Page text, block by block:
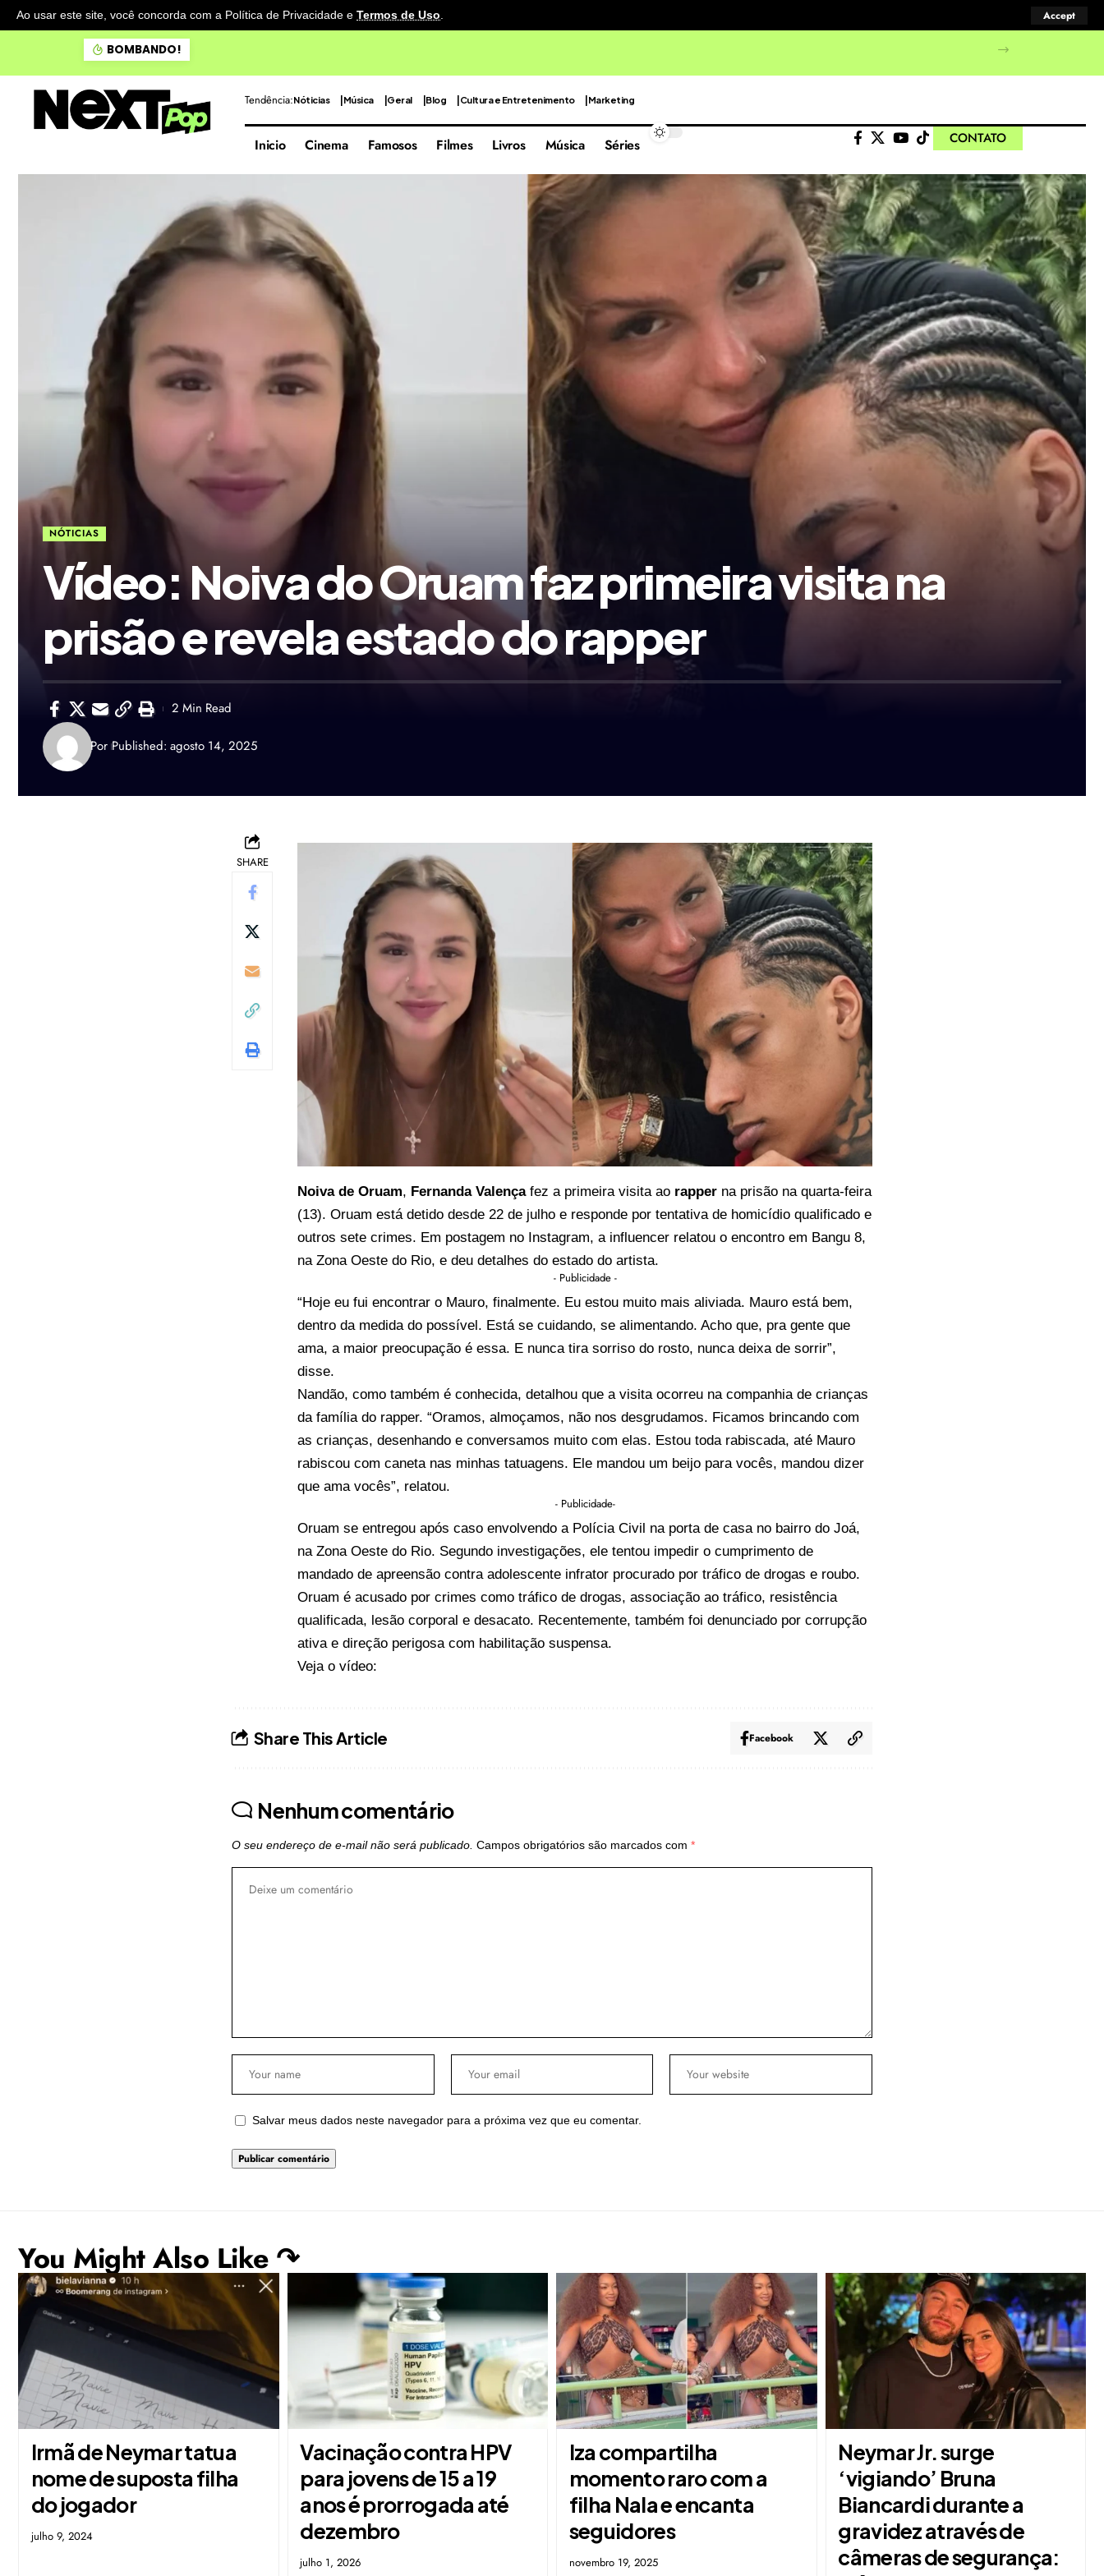
Ao usar este site, você concorda com a Política de Privacidade e Termos de Uso. Accept
BOMBANDO!
Tendência:Nóticias Música Geral Blog Cultura e Entretenimento Marketing
Inicio Cinema Famosos Filmes Livros Música Séries CONTATO
NÓTICIAS
Vídeo: Noiva do Oruam faz primeira visita na
prisão e revela estado do rapper
Por Published: agosto 14, 2025
2 Min Read
SHARE
Noiva de Oruam, Fernanda Valençafez a primeira visita ao rapper na prisão na quarta-feira
(13). Oruam está detido desde 22 de julho e responde por tentativa de homicídio qualificado e
outros sete crimes. Em postagem no Instagram, a influencer relatou o encontro em Bangu 8,
na Zona Oeste do Rio, e deu detalhes do estado do artista.
- Publicidade -
“Hoje eu fui encontrar o Mauro, finalmente. Eu estou muito mais aliviada. Mauro está bem,
dentro da medida do possível. Está se cuidando, se alimentando. Acho que, pra gente que
ama, a maior preocupação é essa. E nunca tira sorriso do rosto, nunca deixa de sorrir”,
disse.
Nandão, como também é conhecida, detalhou que a visita ocorreu na companhia de crianças
da família do rapper. “Oramos, almoçamos, não nos desgrudamos. Ficamos brincando com
as crianças, desenhando e conversamos muito com elas. Estou toda rabiscada, até Mauro
rabiscou com caneta nas minhas tatuagens. Ele mandou um beijo para vocês, mandou dizer
que ama vocês”, relatou.
- Publicidade-
Oruam se entregou após caso envolvendo a Polícia Civil na porta de casa no bairro do Joá,
na Zona Oeste do Rio. Segundo investigações, ele tentou impedir o cumprimento de
mandado de apreensão contra adolescente infrator procurado por tráfico de drogas e roubo.
Oruam é acusado por crimes como tráfico de drogas, associação ao tráfico, resistência
qualificada, lesão corporal e desacato. Recentemente, também foi denunciado por corrupção
ativa e direção perigosa com habilitação suspensa.
Veja o vídeo:
Share This Article Facebook
Nenhum comentário
O seu endereço de e-mail não será publicado. Campos obrigatórios são marcados com *
Salvar meus dados neste navegador para a próxima vez que eu comentar.
You Might Also Like ↷
Irmã de Neymar tatua
nome de suposta filha
do jogador
julho 9, 2024
Vacinação contra HPV
para jovens de 15 a 19
anos é prorrogada até
dezembro
julho 1, 2026
Iza compartilha
momento raro com a
filha Nala e encanta
seguidores
novembro 19, 2025
Neymar Jr. surge
‘vigiando’ Bruna
Biancardi durante a
gravidez através de
câmeras de segurança: